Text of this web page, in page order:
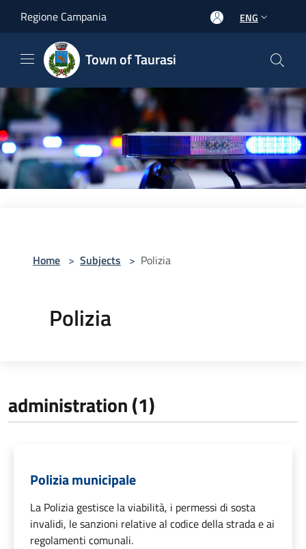
Regione Campania ENG
Town of Taurasi
Home > Subjects > Polizia
Polizia
administration (1)
Polizia municipale
La Polizia gestisce la viabilità, i permessi di sosta
invalidi, le sanzioni relative al codice della strada e ai
regolamenti comunali.